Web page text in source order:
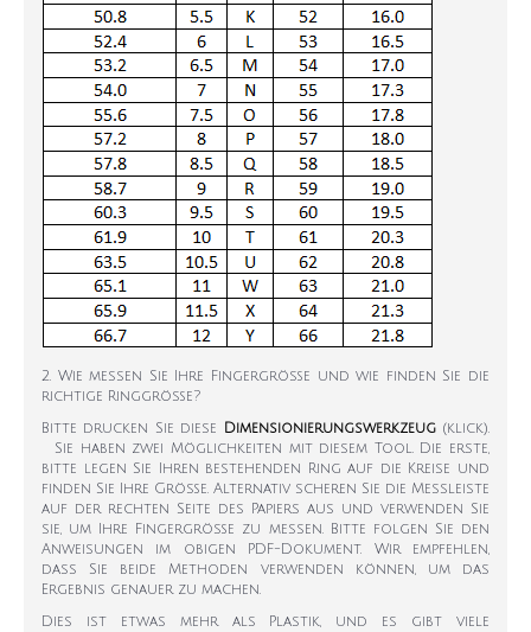
2. Wie messen Sie Ihre Fingergröße und wie finden Sie die
richtige Ringgröße?
Bitte drucken Sie diese Dimensionierungswerkzeug (klick).
Sie haben zwei Möglichkeiten mit diesem Tool. Die erste,
bitte legen Sie Ihren bestehenden Ring auf die Kreise und
finden Sie Ihre Größe. Alternativ scheren Sie die Messleiste
auf der rechten Seite des Papiers aus und verwenden Sie
sie, um Ihre Fingergröße zu messen. Bitte folgen Sie den
Anweisungen im obigen PDF-Dokument. Wir empfehlen,
dass Sie beide Methoden verwenden können, um das
Ergebnis genauer zu machen.
Dies ist etwas mehr als Plastik, und es gibt viele